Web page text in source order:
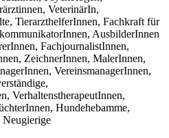
VeterinärIn,
TierarzthelferInnen, Fachkraft für
AusbilderInnen
FachjournalistInnen,
ZeichnerInnen, MalerInnen,
VereinsmanagerInnen,
VerhaltenstherapeutInnen,
Hundehebamme,
Neugierige